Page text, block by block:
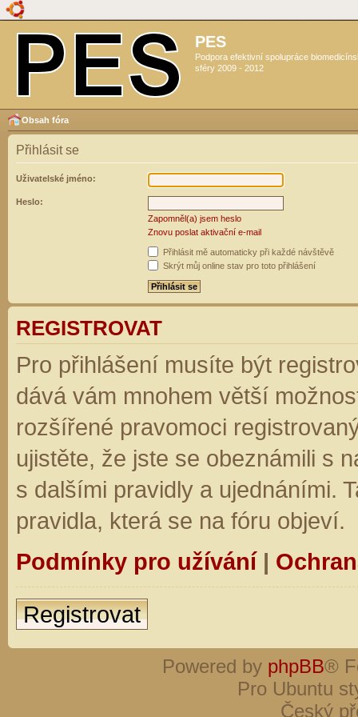
PES
Podpora efektivní spolupráce
sféry 2009 - 2012
Obsah fóra
Přihlásit se
Uživatelské jméno:
Heslo:
Zapomněl(a) jsem heslo
Znovu poslat aktivační e-mail
Přihlásit mě automaticky při každé návštěvě
Skrýt můj online stav pro toto přihlášení
REGISTROVAT
Pro přihlášení musíte být
dává vám mnohem větší
rozšířené pravomoci
ujistěte, že jste se obeznámili s
s dalšími pravidly a ujednáními.
pravidla, která se na fóru objeví.
Podmínky pro užívání|
Registrovat
Powered by phpBB®
Pro Ubuntu
Český